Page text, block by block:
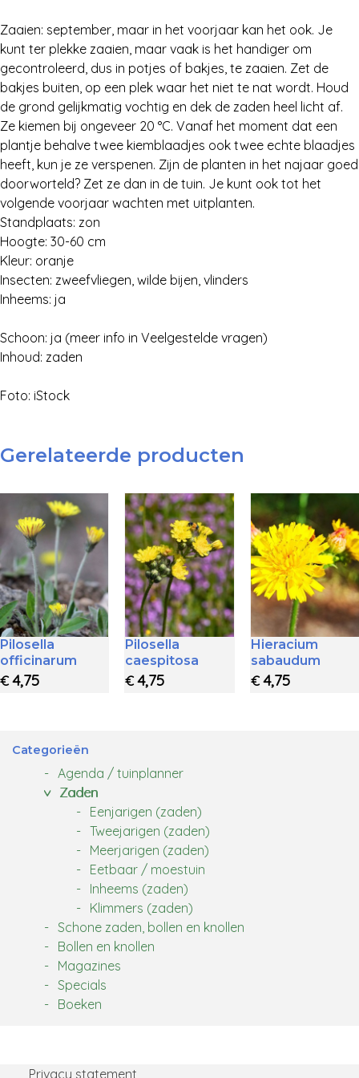
Zaaien: september, maar in het voorjaar kan het ook. Je
kunt ter plekke zaaien, maar vaak is het handiger om
gecontroleerd, dus in potjes of bakjes, te zaaien. Zet de
bakjes buiten, op een plek waar het niet te nat wordt. Houd
de grond gelijkmatig vochtig en dek de zaden heel licht af.
Ze kiemen bij ongeveer 20 °C. Vanaf het moment dat een
plantje behalve twee kiemblaadjes ook twee echte blaadjes
heeft, kun je ze verspenen. Zijn de planten in het najaar goed
doorworteld? Zet ze dan in de tuin. Je kunt ook tot het
volgende voorjaar wachten met uitplanten.
Standplaats: zon
Hoogte: 30-60 cm
Kleur: oranje
Insecten: zweefvliegen, wilde bijen, vlinders
Inheems: ja
Schoon: ja (meer info in Veelgestelde vragen)
Inhoud: zaden
Foto: iStock
Gerelateerde producten
Pilosella
officinarum
€ 4,75
Pilosella
caespitosa
€4,75
Hieracium
sabaudum
€ 4,75
Categorieën
Agenda / tuinplanner
Zaden
Eenjarigen (zaden)
Tweejarigen (zaden)
Meerjarigen (zaden)
Eetbaar / moestuin
Inheems (zaden)
Klimmers (zaden)
Schone zaden, bollen en knollen
Bollen en knollen
Magazines
Specials
Boeken
Privacy statement
Zoeken